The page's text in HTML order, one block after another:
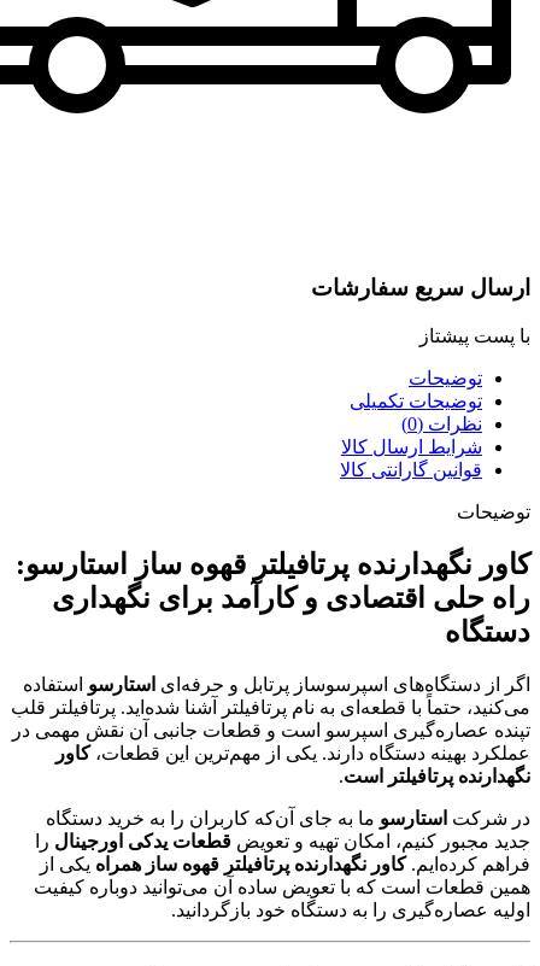
ارسال سریع سفارشات
با پست پیشتاز
توضیحات
توضیحات تکمیلی
نظرات (0)
شرایط ارسال کالا
قوانین گارانتی کالا
توضیحات
کاور نگهدارنده پرتافیلتر قهوه ساز استارسو:
راه حلی اقتصادی و کارآمد برای نگهداری
دستگاه
اگر از دستگاه‌های اسپرسوساز پرتابل و حرفه‌ای استارسو استفاده
می‌کنید، حتماً با قطعه‌ای به نام پرتافیلتر آشنا شده‌اید. پرتافیلتر قلب
تپنده عصاره‌گیری اسپرسو است و قطعات جانبی آن نقش مهمی در
عملکرد بهینه دستگاه دارند. یکی از مهم‌ترین این قطعات،کاور
نگهدارنده پرتافیلتر است.
در شرکت استارسو ما به جای آن‌که کاربران را به خرید دستگاه
جدید مجبور کنیم، امکان تهیه و تعویض قطعات یدکی اورجینال را
فراهم کرده‌ایم.کاور نگهدارنده پرتافیلتر قهوه ساز همراه یکی از
همین قطعات است که با تعویض ساده آن می‌توانید دوباره کیفیت
اولیه عصاره‌گیری را به دستگاه خود بازگردانید.